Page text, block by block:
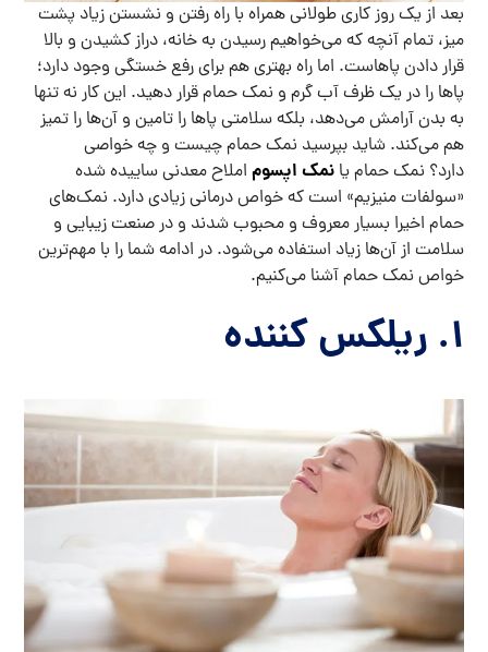
بعد از یک روز کاری طولانی همراه با راه رفتن و نشستن زیاد پشت
میز، تمام آنچه که می‌خواهیم رسیدن به خانه، دراز کشیدن و بالا
قرار دادن پاهاست. اما راه بهتری هم برای رفع خستگی وجود دارد؛
پاها را در یک ظرف آب گرم و نمک حمام قرار دهید. این کار نه تنها
به بدن آرامش می‌دهد، بلکه سلامتی پاها را تامین و آن‌ها را تمیز
هم می‌کند. شاید بپرسید نمک حمام چیست و چه خواصی
دارد؟ نمک حمام یانمک اپسوم املاح معدنی ساییده شده
«سولفات منیزیم» است که خواص درمانی زیادی دارد. نمک‌های
حمام اخیرا بسیار معروف و محبوب شدند و در صنعت زیبایی و
سلامت از آن‌ها زیاد استفاده می‌شود. در ادامه شما را با مهم‌ترین
خواص نمک حمام آشنا می‌کنیم.
۱. ریلکس کننده